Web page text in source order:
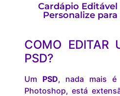
Cardápio
Personalize
COMO EDITAR
PSD?
Um PSD, nada mais é
Photoshop, está